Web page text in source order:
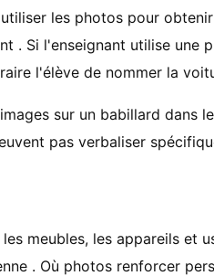
les photos pour
. Si l'enseignant utilise une
l'élève de nommer la
sur un babillard dans
pas verbaliser
meubles, les appareils et
. Où photos renforcer